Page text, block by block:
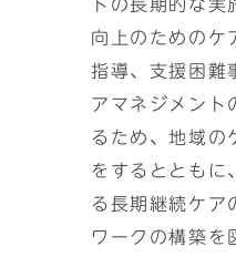
トの長期的な
向上のためのケ
指導、支援困難
アマネジメント
るため、地域の
をするとともに
る長期継続ケア
ワークの構築を